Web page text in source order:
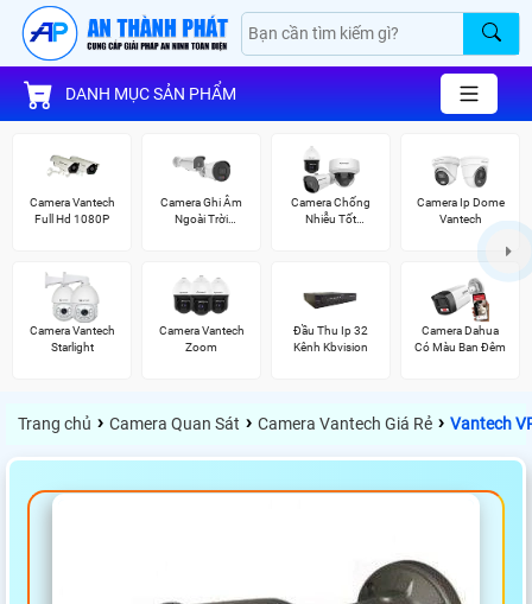
DANH MỤC SẢN PHẨM
Camera Vantech
Full Hd 1080P
Camera Ghi Âm
Ngoài Trời
Camera Chống
Nhiễu Tốt
Camera Ip Dome
Vantech
Camera Vantech
Starlight
Camera Vantech
Zoom
Đầu Thu Ip 32
Kênh Kbvision
Camera Dahua
Có Màu Ban Đêm
Trang chủ › Camera Quan Sát › Camera Vantech Giá Rẻ › Vantech